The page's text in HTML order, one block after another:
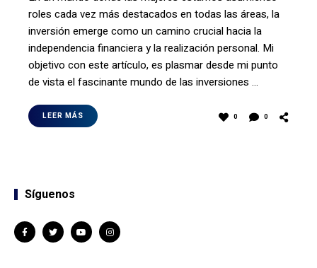
roles cada vez más destacados en todas las áreas, la
inversión emerge como un camino crucial hacia la
independencia financiera y la realización personal. Mi
objetivo con este artículo, es plasmar desde mi punto
de vista el fascinante mundo de las inversiones …
LEER MÁS 0 0
Síguenos